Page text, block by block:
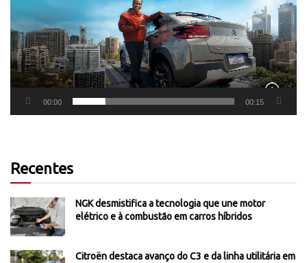
00:00 00:15
Recentes
NGK desmistifica a tecnologia que une motor
elétrico e à combustão em carros híbridos
Citroën destaca avanço do C3 e da linha utilitária em